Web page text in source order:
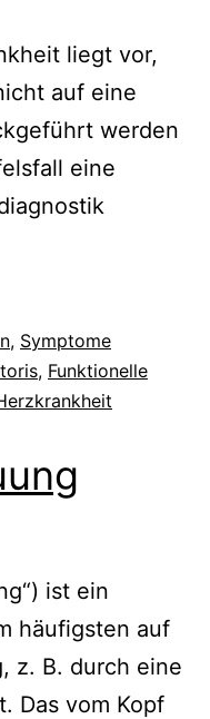
liegt vor,
auf eine
werden
eine
, Symptome
, Funktionelle
ist ein
häufigsten auf
z. B. durch eine
Das vom Kopf